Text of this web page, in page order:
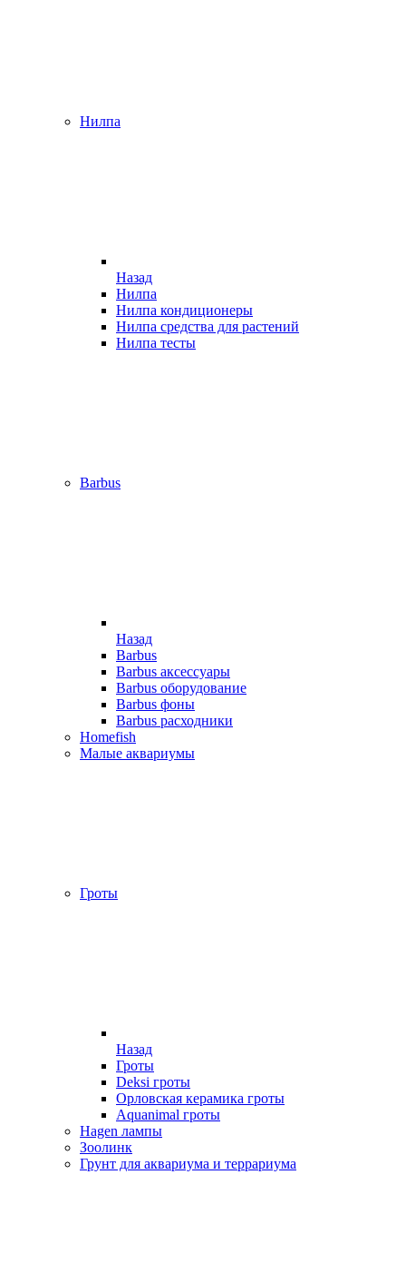
Нилпа
Назад
Нилпа
Нилпа кондиционеры
Нилпа средства для растений
Нилпа тесты
Barbus
Назад
Barbus
Barbus аксессуары
Barbus оборудование
Barbus фоны
Barbus расходники
Homefish
Малые аквариумы
Гроты
Назад
Гроты
Deksi гроты
Орловская керамика гроты
Aquanimal гроты
Hagen лампы
Зоолинк
Грунт для аквариума и террариума